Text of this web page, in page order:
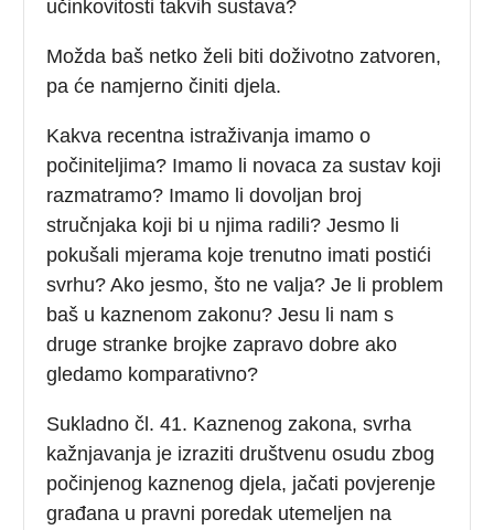
učinkovitosti takvih sustava?
Možda baš netko želi biti doživotno zatvoren,
pa će namjerno činiti djela.
Kakva recentna istraživanja imamo o
počiniteljima? Imamo li novaca za sustav koji
razmatramo? Imamo li dovoljan broj
stručnjaka koji bi u njima radili? Jesmo li
pokušali mjerama koje trenutno imati postići
svrhu? Ako jesmo, što ne valja? Je li problem
baš u kaznenom zakonu? Jesu li nam s
druge stranke brojke zapravo dobre ako
gledamo komparativno?
Sukladno čl. 41. Kaznenog zakona, svrha
kažnjavanja je izraziti društvenu osudu zbog
počinjenog kaznenog djela, jačati povjerenje
građana u pravni poredak utemeljen na